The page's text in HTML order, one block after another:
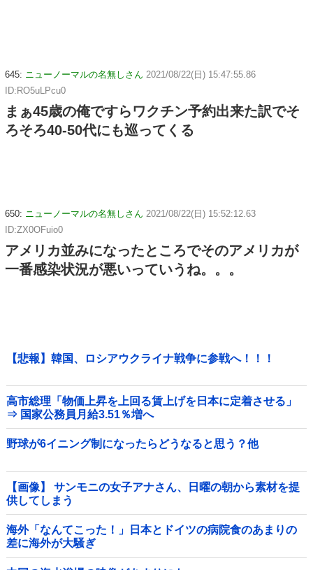
645: ニューノーマルの名無しさん 2021/08/22(日) 15:47:55.86
ID:RO5uLPcu0
まぁ45歳の俺ですらワクチン予約出来た訳でそ
ろそろ40-50代にも巡ってくる
650: ニューノーマルの名無しさん 2021/08/22(日) 15:52:12.63
ID:ZX0OFuio0
アメリカ並みになったところでそのアメリカが
一番感染状況が悪いっていうね。。。
【悲報】韓国、ロシアウクライナ戦争に参戦へ！！！
高市総理「物価上昇を上回る賃上げを日本に定着させる」
⇒ 国家公務員月給3.51％増へ
野球が6イニング制になったらどうなると思う？他
【画像】 サンモニの女子アナさん、日曜の朝から素材を提
供してしまう
海外「なんてこった！」日本とドイツの病院食のあまりの
差に海外が大騒ぎ